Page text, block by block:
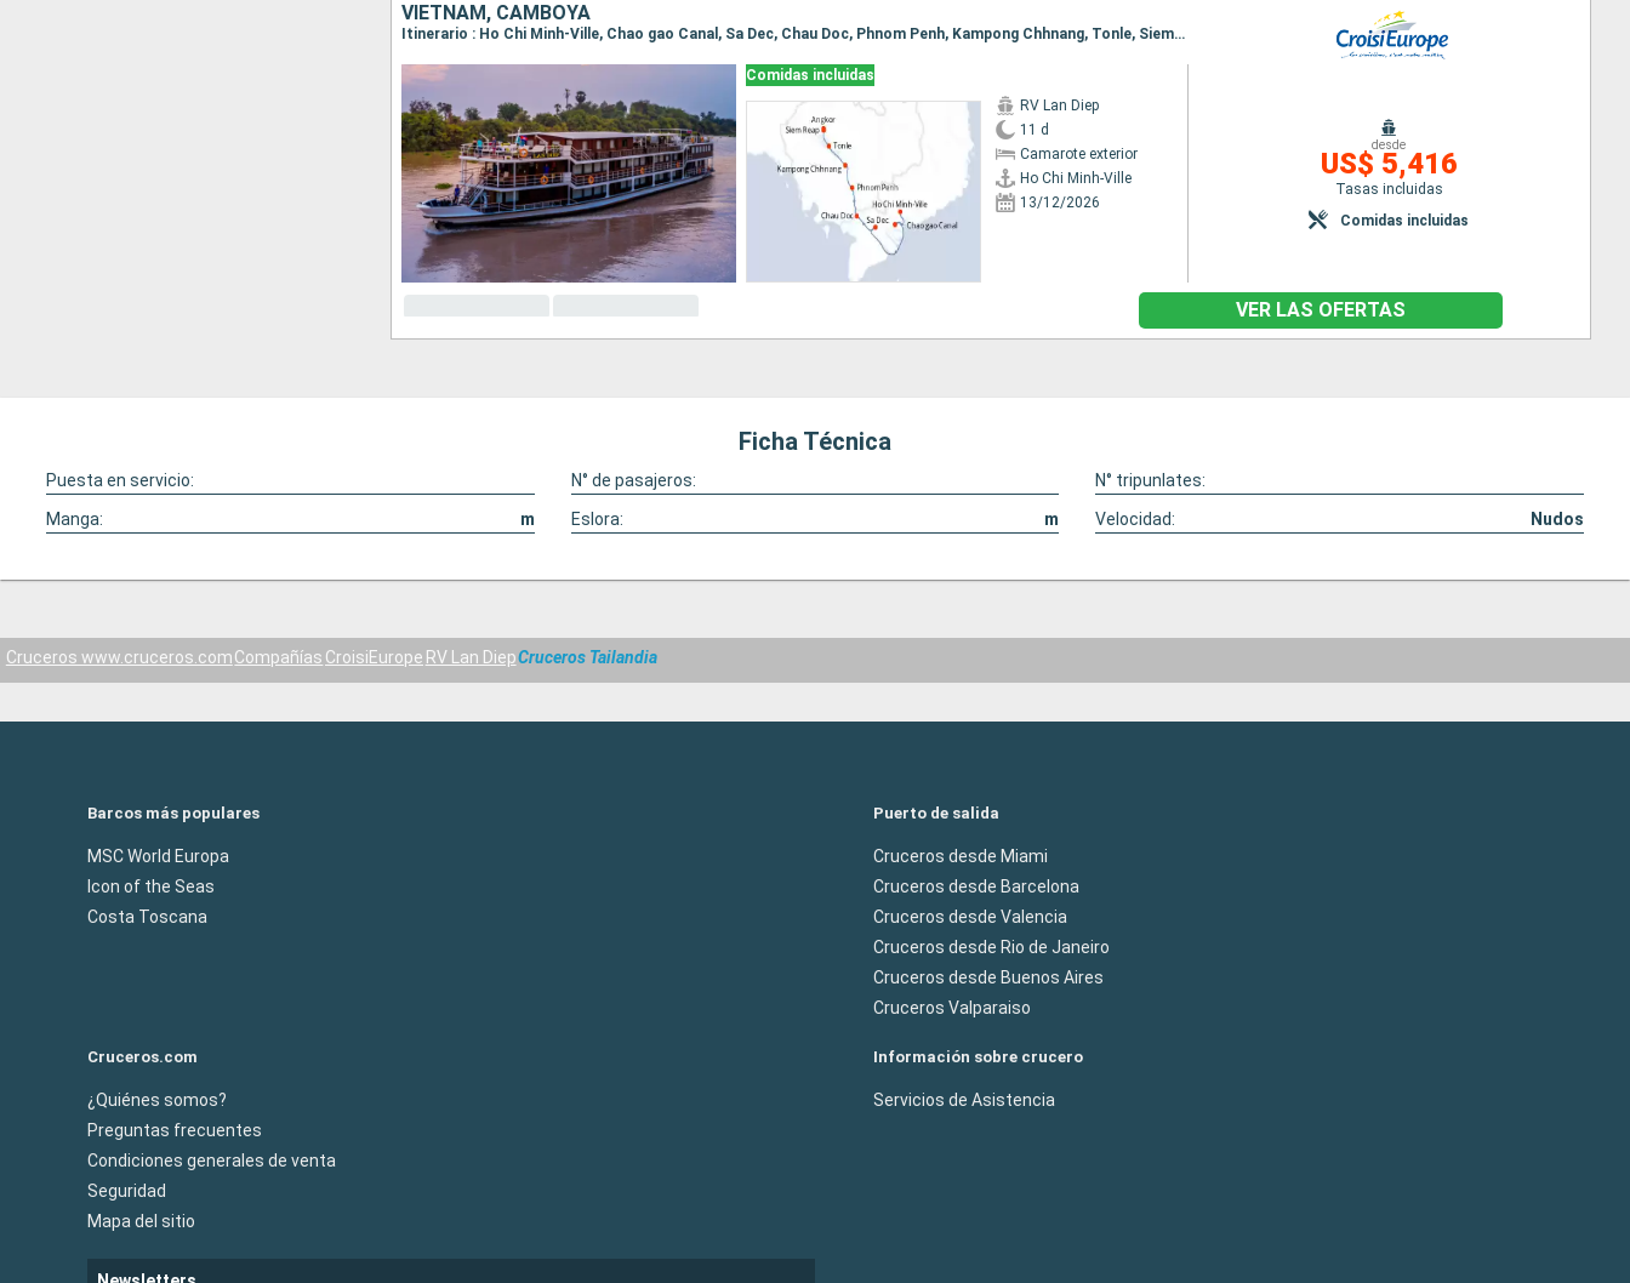
VIETNAM, CAMBOYA
Itinerario : Ho Chi Minh-Ville, Chao gao Canal, Sa Dec, Chau Doc, Phnom Penh, Kampong Chhnang, Tonle, Siem Reap, Angkor, Siem Reap
Comidas incluidas
RV Lan Diep
11 d
Camarote exterior
Ho Chi Minh-Ville
13/12/2026
desde
US$ 5,416
Tasas incluidas
Comidas incluidas
VER LAS OFERTAS
Ficha Técnica
Puesta en servicio: N° de pasajeros:
N° tripunlates:
Manga:
m Eslora: m Velocidad: Nudos
Cruceros www.cruceros.comCompañías CroisiEurope RV Lan DiepCruceros Tailandia
Barcos más populares
MSC World Europa
Icon of the Seas
Costa Toscana
Puerto de salida
Cruceros desde Miami
Cruceros desde Barcelona
Cruceros desde Valencia
Cruceros desde Rio de Janeiro
Cruceros desde Buenos Aires
Cruceros Valparaiso
Cruceros.com
¿Quiénes somos?
Preguntas frecuentes
Condiciones generales de venta
Seguridad
Mapa del sitio
Información sobre crucero
Servicios de Asistencia